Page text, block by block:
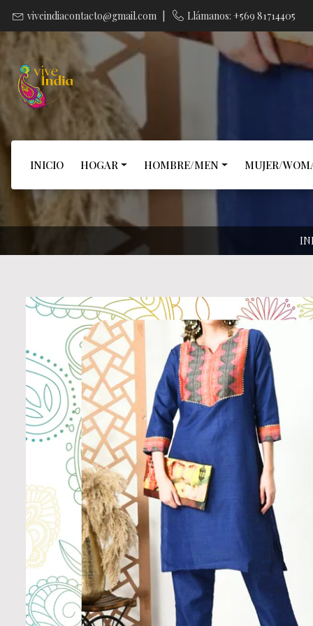
viveindiacontacto@gmail.com Llámanos: +569 81714405
INICIO HOGAR HOMBRE/MEN MUJER/